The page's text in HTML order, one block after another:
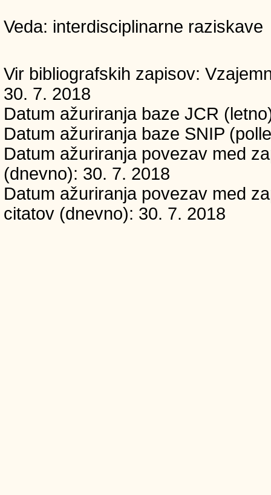
Veda: interdisciplinarne raziskave
Vir bibliografskih zapisov:
30. 7. 2018
Datum ažuriranja baze JCR
Datum ažuriranja baze SNIP
Datum ažuriranja povezav med
(dnevno): 30. 7. 2018
Datum ažuriranja povezav med
citatov (dnevno): 30. 7. 2018